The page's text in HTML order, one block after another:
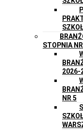
STOPNIA
2026-
NR 5